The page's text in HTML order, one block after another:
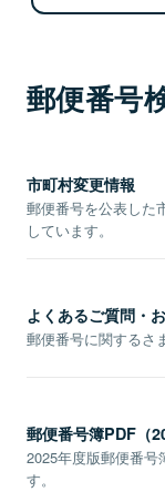
郵便番号
市町村変更情報
郵便番号を公表した
しています。
よくあるご質問・
郵便番号に関するさ
郵便番号簿PDF（
2025年度版郵便番号
す。